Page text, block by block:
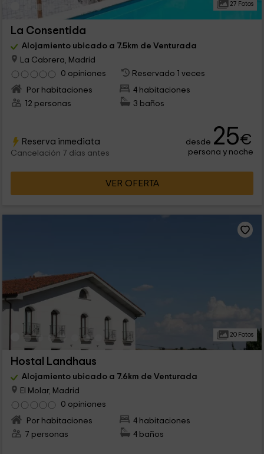
27 Fotos
La Consentida
Alojamiento ubicado a 7.5km de Venturada
La Cabrera, Madrid
0 opiniones
Reservado 1 veces
Por habitaciones
4 habitaciones
12 personas
3 baños
Reserva inmediata
Cancelación 7 días antes
desde 25€
persona y noche
VER OFERTA
20 Fotos
Hostal Landhaus
Alojamiento ubicado a 7.6km de Venturada
El Molar, Madrid
0 opiniones
Por habitaciones
4 habitaciones
7 personas
4 baños